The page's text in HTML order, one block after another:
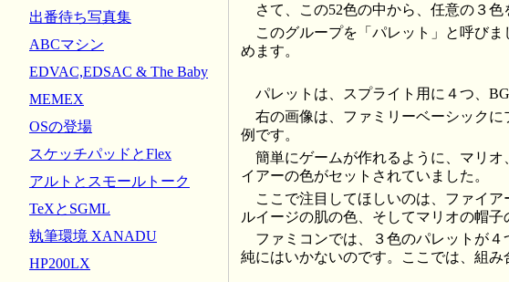
さて、この52色の中から、任意の３
このグループを「パレット」と呼び
めます。
パレットは、スプライト用に４つ、
右の画像は、ファミリーベーシック
例です。
簡単にゲームが作れるように、マリ
イアーの色がセットされていました。
ここで注目してほしいのは、ファイア
ルイージの肌の色、そしてマリオの帽子
ファミコンでは、３色のパレットが
純にはいかないのです。ここでは、組
出番待ち写真集
ABCマシン
EDVAC,EDSAC & The Baby
MEMEX
OSの登場
スケッチパッドとFlex
アルトとスモールトーク
TeXとSGML
執筆環境 XANADU
HP200LX